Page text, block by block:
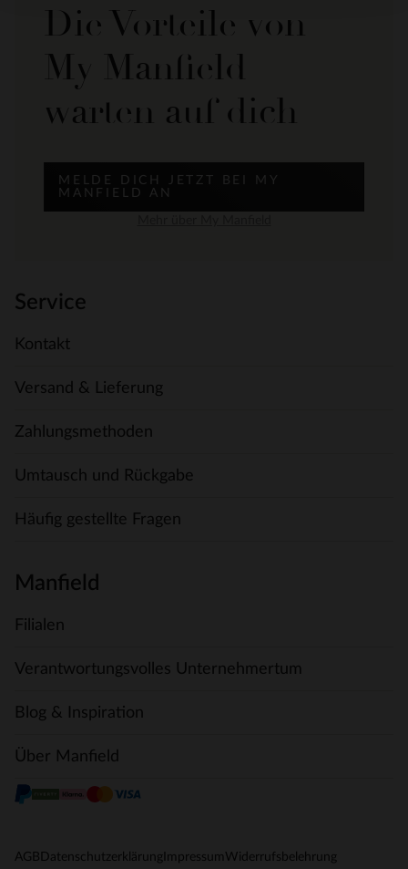
Die Vorteile von
My Manfield
warten auf dich
MELDE DICH JETZT BEI MY
MANFIELD AN
Service
Kontakt
Versand & Lieferung
Zahlungsmethoden
Umtausch und Rückgabe
Häufig gestellte Fragen
Manfield
Filialen
Verantwortungsvolles Unternehmertum
Blog & Inspiration
Über Manfield
AGB Datenschutzerklärung Impressum Widerrufsbelehrung